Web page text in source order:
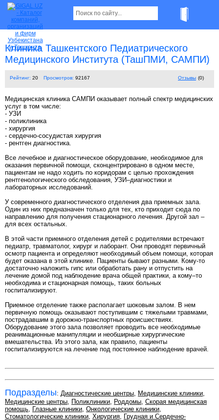
Клиника Ташкентского Педиатрического
Медицинского Института (ТашПМИ, САМПИ)
Рейтинг: 20 Просмотров: 92167 Отзывы (0)
Медицинская клиника САМПИ оказывает полный спектр медицинских
услуг в том числе:
- УЗИ
- поликлиника
- хирургия
- сердечно-сосудистая хирургия
- рентген диагностика.
Все лечебное и диагностическое оборудование, необходимое для
оказания первичной помощи, сконцентрировано в одном месте,
пациентам не надо ходить по коридорам с целью прохождения
рентгенологического обследования, УЗИ–диагностики и
лабораторных исследований.
У современного диагностического отделения два приемных зала.
Один из них предназначен только для тех, кто приходит сюда по
направлению для получения стационарного лечения. Другой зал –
для всех остальных.
В этой части приемного отделения детей с родителями встречают
педиатр, травматолог, хирург и лаборант. Они проводят первичный
осмотр пациента и определяют необходимый объем помощи, которая
будет оказана в этой клинике. Пациенты бывают разными. Кому-то
достаточно наложить гипс или обработать рану и отпустить на
лечение домой под наблюдение врача общей практики, а кому–то
необходима и стационарная помощь, таких больных
госпитализируют.
Приемное отделение также располагает шоковым залом. В нем
первичную помощь оказывают поступившим с тяжелыми травмами,
пострадавшим в дорожно-транспортных происшествиях.
Оборудование этого зала позволяет проводить все необходимые
реанимационные манипуляции и необширные хирургические
вмешательства. Из этого зала, как правило, пациенты
госпитализируются на лечение под постоянное наблюдение врачей.
Подразделы: Диагностические центры, Медицинские клиники,
Медицинские центры, Поликлиники, Роддомы, Скорая медицинская
помощь, Глазные клиники, Онкологические клиники,
Стоматологические клиники, Хирургия, Грудная и Сердечно-